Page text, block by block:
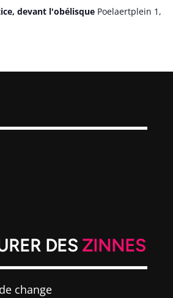
devant l'obélisque Poelaertplein 1,
DES ZINNES
change